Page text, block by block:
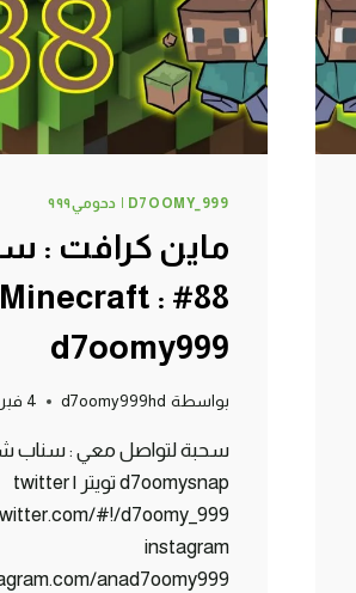
D7OOMY_999 | دحومي٩٩٩
88# Minecraft :
d7oomy999
بواسطة d7oomy999hd 4 فبراير، 2016
d7oomysnap تويتر | twitter
instagram